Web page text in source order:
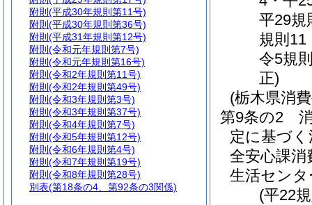
平29規
規則11
令5規
正)
(栃木県消
第9条の2
定に基づ
全安心課消
生活セン
(平22
附則 (平成30年規則第11号)
附則 (平成30年規則第36号)
附則 (平成31年規則第12号)
附則 (令和元年規則第7号)
附則 (令和元年規則第16号)
附則 (令和2年規則第11号)
附則 (令和2年規則第49号)
附則 (令和3年規則第3号)
附則 (令和3年規則第37号)
附則 (令和4年規則第7号)
附則 (令和5年規則第12号)
附則 (令和6年規則第4号)
附則 (令和7年規則第19号)
附則 (令和8年規則第28号)
別表(第18条の4、第92条の3関係)